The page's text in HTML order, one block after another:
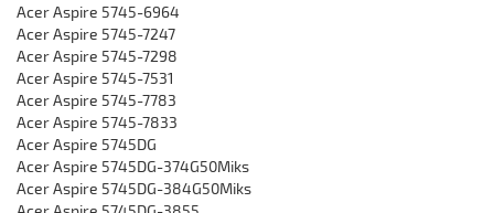
Acer Aspire 5745-6964
Acer Aspire 5745-7247
Acer Aspire 5745-7298
Acer Aspire 5745-7531
Acer Aspire 5745-7783
Acer Aspire 5745-7833
Acer Aspire 5745DG
Acer Aspire 5745DG-374G50Miks
Acer Aspire 5745DG-384G50Miks